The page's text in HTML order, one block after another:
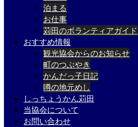
泊まる
お仕事
苅田のボランティアガイド
おすすめ情報
観光協会からのお知らせ
町のつぶやき
かんだっ子日記
噂の地元めし
しっちょうかん苅田
当協会について
お問い合わせ